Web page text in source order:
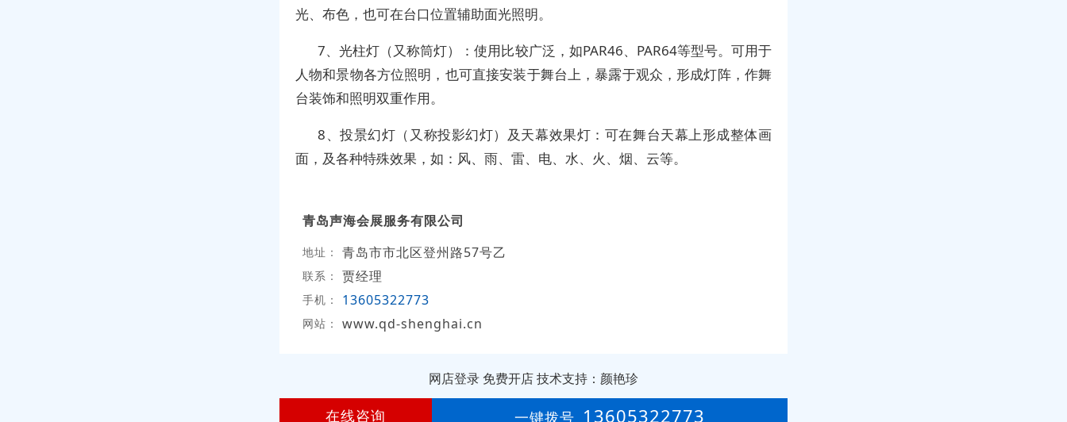
光、布色，也可在台口位置辅助面光照明。
7、光柱灯（又称筒灯）：使用比较广泛，如PAR46、PAR64等型号。可用于
人物和景物各方位照明，也可直接安装于舞台上，暴露于观众，形成灯阵，作舞
台装饰和照明双重作用。
8、投景幻灯（又称投影幻灯）及天幕效果灯：可在舞台天幕上形成整体画
面，及各种特殊效果，如：风、雨、雷、电、水、火、烟、云等。
青岛声海会展服务有限公司
地址： 青岛市市北区登州路57号乙
联系： 贾经理
手机： 13605322773
网站： www.qd-shenghai.cn
网店登录 免费开店技术支持：颜艳珍
14年
在线咨询 一键拨号 13605322773